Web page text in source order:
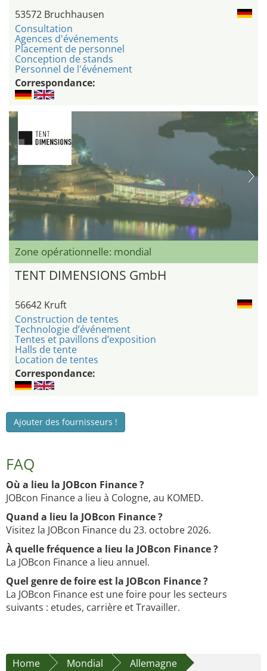
53572 Bruchhausen
Consultation
Agences d'événements
Placement de personnel
Conception de stands
Personnel de l'événement
Correspondance:
Zone opérationnelle: mondial
TENT DIMENSIONS GmbH
56642 Kruft
Construction de tentes
Technologie d’événement
Tentes et pavillons d’exposition
Halls de tente
Location de tentes
Correspondance:
Ajouter des fournisseurs !
FAQ
Où a lieu la JOBcon Finance ?
JOBcon Finance a lieu à Cologne, au KOMED.
Quand a lieu la JOBcon Finance ?
Visitez la JOBcon Finance du 23. octobre 2026.
À quelle fréquence a lieu la JOBcon Finance ?
La JOBcon Finance a lieu annuel.
Quel genre de foire est la JOBcon Finance ?
La JOBcon Finance est une foire pour les secteurs
suivants : etudes, carrière et Travailler.
Home Mondial
Allemagne